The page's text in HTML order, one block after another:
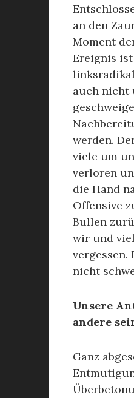
an den
Moment
Ereignis
auch nicht
werden.
viele um
verloren
die Hand
Offensive
Bullen
wir und
nicht
Unsere
andere
Ganz